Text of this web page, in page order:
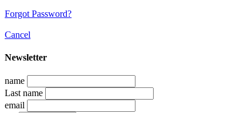
Forgot Password?
Cancel
Newsletter
name
Last name
email